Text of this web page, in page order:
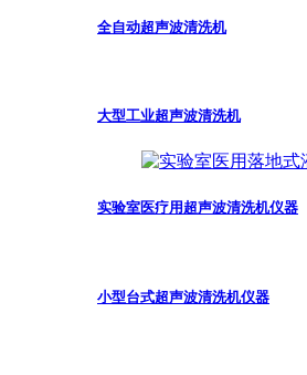
全自动超声波清洗机
大型工业超声波清洗机
实验室医疗用超声波清洗机仪器
小型台式超声波清洗机仪器